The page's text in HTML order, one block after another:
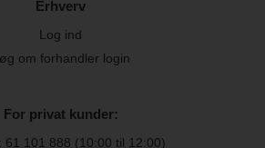
Erhverv
Log ind
om forhandler login
For privat kunder:
61 101 888 (10:00 til 12:00)